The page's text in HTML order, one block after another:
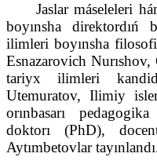
Jaslar máseleleri hám
boyınsha direktordıń
ilimleri boyınsha
Esnazarovich Nurıshov,
tariyx ilimleri
Utemuratov, Ilimiy
orınbasarı
doktorı (PhD),
Aytımbetovlar